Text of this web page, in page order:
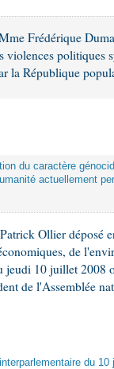
Frédérique
politiques
la République
du caractère
actuellement
Ollier déposé
de
10 juillet 2008
de l'Assemblée
du